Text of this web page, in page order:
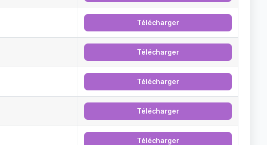
Télécharger
Télécharger
Télécharger
Télécharger
Télécharger